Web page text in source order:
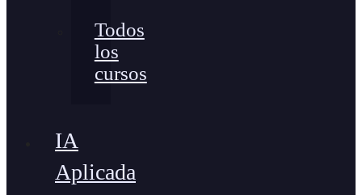
Todos
los
cursos
IA
Aplicada